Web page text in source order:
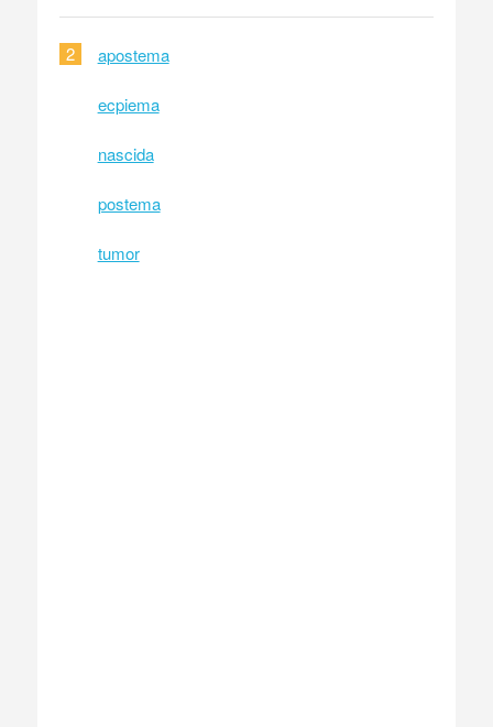
2 apostema
ecpiema
nascida
postema
tumor